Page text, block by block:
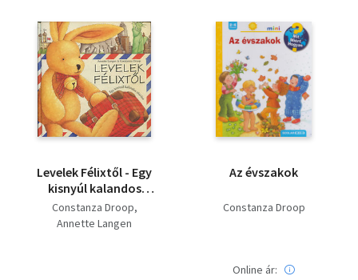
Levelek Félixtől - Egy
kisnyúl kalandos
utazása
Constanza Droop
Annette Langen
Az évszakok
Constanza Droop
Online ár: